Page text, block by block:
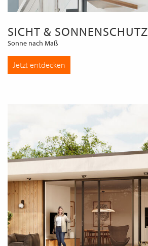
SICHT & SONNENSCHUTZ
Sonne nach Maß
Jetzt entdecken